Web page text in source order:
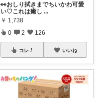
👀おしり拭きまでちいかわ可愛
い♡これは癒し ...
￥ 1,738
0 2 126
コレ いいね